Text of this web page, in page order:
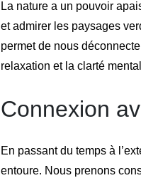
La nature a un pouvoir
et admirer les paysages
permet de nous
relaxation et la clarté
Connexion
En passant du temps à
entoure. Nous prenons